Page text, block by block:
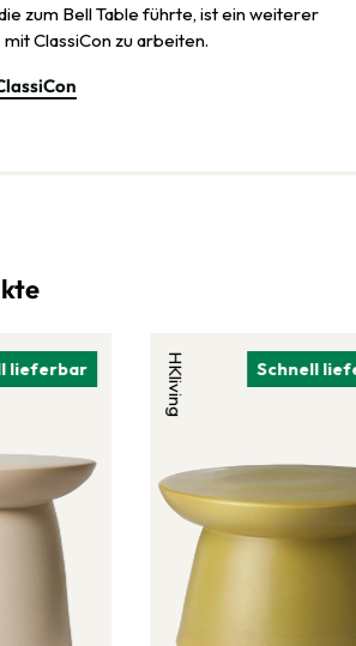
zum Bell Table führte, ist ein weiterer
ClassiCon zu arbeiten.
lieferbar Schnell
HKliving